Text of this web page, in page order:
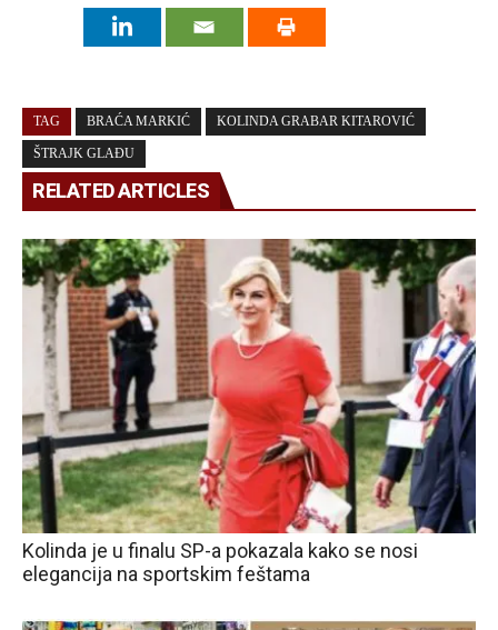
TAG BRAĆA MARKIĆ KOLINDA GRABAR KITAROVIĆ
ŠTRAJK GLAĐU
RELATED ARTICLES
Kolinda je u finalu SP-a pokazala kako se nosi
elegancija na sportskim feštama